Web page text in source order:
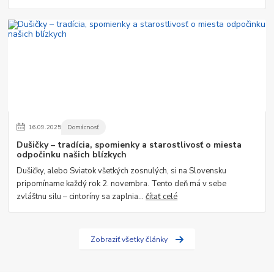
16.09.2025 Domácnosť
Dušičky – tradícia, spomienky a starostlivosť o miesta
odpočinku našich blízkych
Dušičky, alebo Sviatok všetkých zosnulých, si na Slovensku
pripomíname každý rok 2. novembra. Tento deň má v sebe
zvláštnu silu – cintoríny sa zaplnia...čítať celé
Zobraziť všetky články